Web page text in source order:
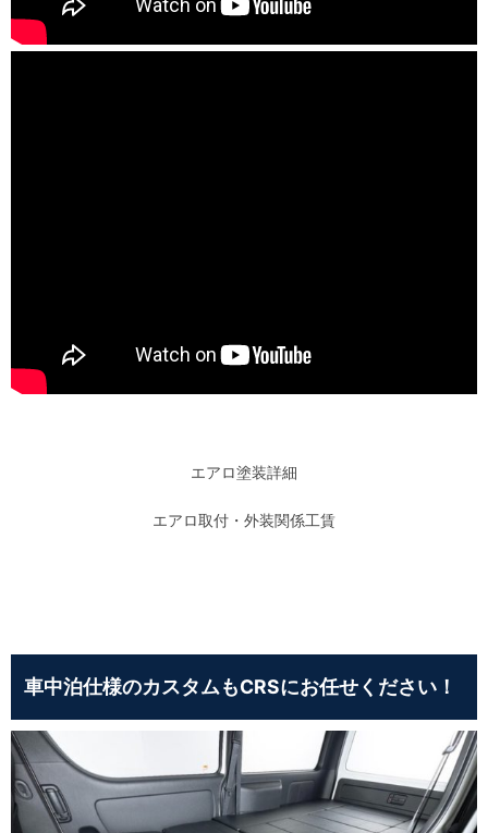
エアロ塗装詳細
エアロ取付・外装関係工賃
車中泊仕様のカスタムもCRSにお任せください！